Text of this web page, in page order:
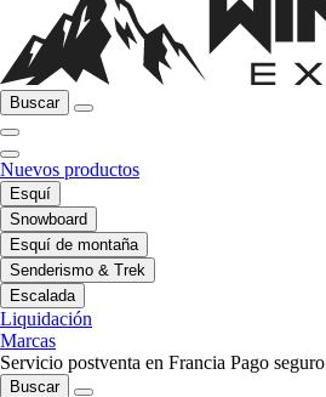
Buscar
Nuevos productos
Esquí
Snowboard
Esquí de montaña
Senderismo & Trek
Escalada
Liquidación
Marcas
Servicio postventa en Francia Pago seguro
Buscar